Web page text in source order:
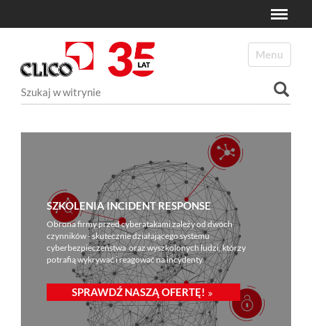
Toggle
SZKOLENIA INCIDENT RESPONSE
Obrona firmy przed cyberatakami zależy od dwóch
czynników - skutecznie działającego systemu
cyberbezpieczeństwa oraz wyszkolonych ludzi, którzy
potrafią wykrywać i reagować na incydenty.
SPRAWDŹ NASZĄ OFERTĘ!